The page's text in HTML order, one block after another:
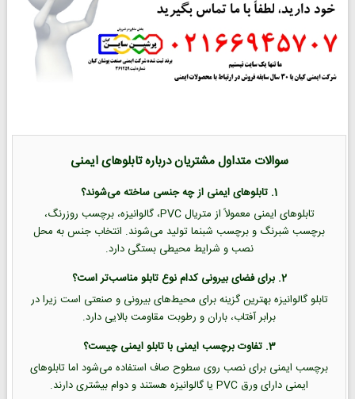
سوالات متداول مشتریان درباره تابلوهای ایمنی
1. تابلوهای ایمنی از چه جنسی ساخته می‌شوند؟
تابلوهای ایمنی معمولاً از متریال PVC، گالوانیزه، برچسب روزرنگ،
برچسب شبرنگ و برچسب شبنما تولید می‌شوند. انتخاب جنس به محل
نصب و شرایط محیطی بستگی دارد.
2. برای فضای بیرونی کدام نوع تابلو مناسب‌تر است؟
تابلو گالوانیزه بهترین گزینه برای محیط‌های بیرونی و صنعتی است زیرا در
برابر آفتاب، باران و رطوبت مقاومت بالایی دارد.
3. تفاوت برچسب ایمنی با تابلو ایمنی چیست؟
برچسب ایمنی برای نصب روی سطوح صاف استفاده می‌شود اما تابلوهای
ایمنی دارای ورق PVC یا گالوانیزه هستند و دوام بیشتری دارند.